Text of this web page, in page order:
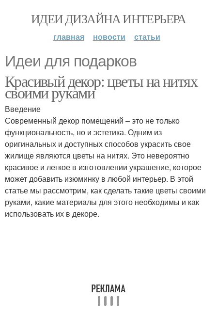
ИДЕИ ДИЗАЙНА ИНТЕРЬЕРА
главная новости статьи
Идеи для подарков
Красивый декор: цветы на нитях
своими руками
Введение
Современный декор помещений – это не только
функциональность, но и эстетика. Одним из
оригинальных и доступных способов украсить свое
жилище являются цветы на нитях. Это невероятно
красивое и легкое в изготовлении украшение, которое
может добавить изюминку в любой интерьер. В этой
статье мы рассмотрим, как сделать такие цветы своими
руками, какие материалы для этого необходимы и как
использовать их в декоре.